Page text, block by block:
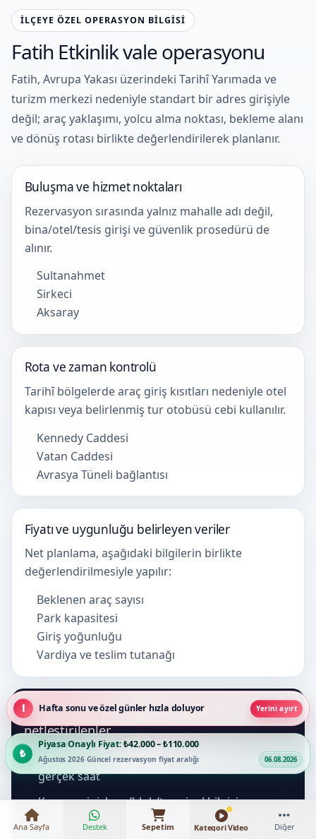
İLÇEYE ÖZEL OPERASYON BILGISI
Fatih Etkinlik vale operasyonu
Fatih, Avrupa Yakası üzerindeki Tarihî Yarımada ve
turizm merkezi nedeniyle standart bir adres girişiyle
değil; araç yaklaşımı, yolcu alma noktası, bekleme alanı
ve dönüş rotası birlikte değerlendirilerek planlanır.
Buluşma ve hizmet noktaları
Rezervasyon sırasında yalnız mahalle adı değil,
bina/otel/tesis girişi ve güvenlik prosedürü de
alınır.
Sultanahmet
Sirkeci
Aksaray
Rota ve zaman kontrolü
Tarihî bölgelerde araç giriş kısıtları nedeniyle otel
kapısı veya belirlenmiş tur otobüsü cebi kullanılır.
Kennedy Caddesi
Vatan Caddesi
Avrasya Tüneli bağlantısı
Fiyatı ve uygunluğu belirleyen veriler
Net planlama, aşağıdaki bilgilerin birlikte
değerlendirilmesiyle yapılır:
Beklenen araç sayısı
Park kapasitesi
Giriş yoğunluğu
Vardiya ve teslim tutanağı
Fatih için rezervasyondan önce
netleştirilenler
Tarih, araç çıkış saati ve yolcunun hazır olacağı
gerçek saat
Konum pini, kapı/blok/terminal bilgisi ve
telefonla ulaşılacak kişi
Piyasa Onaylı Fiyat:₺42.000 – ₺110.000
Ağustos 2026 Güncel rezervasyon fiyat aralığı 06.08.2026
Hafta sonu ve özel günler hızla doluyor Yerini ayırt
Ana Sayfa Destek Sepetim Kategori Video Diğer